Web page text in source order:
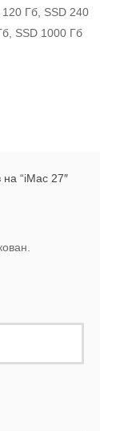
Гб, SSD 240
SSD 1000 Гб
“iMac 27″